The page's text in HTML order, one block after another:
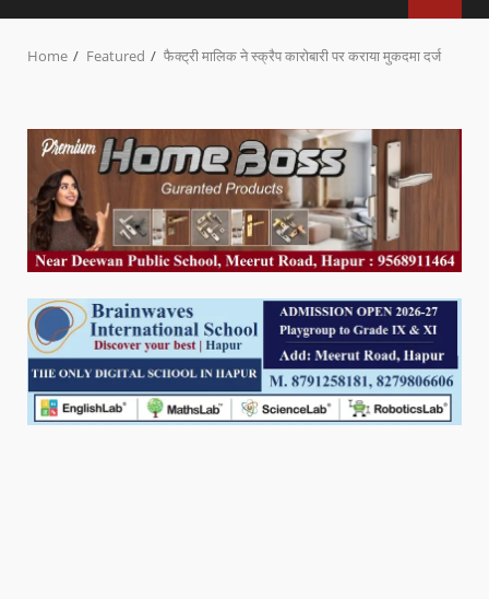
Home Featured फैक्ट्री मालिक ने स्क्रैप कारोबारी पर कराया मुकदमा दर्ज